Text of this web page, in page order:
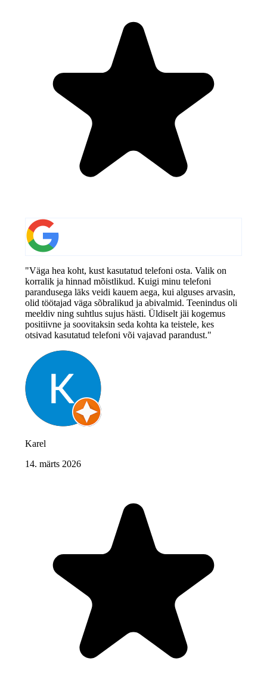
"Väga hea koht, kust kasutatud telefoni osta. Valik on
korralik ja hinnad mõistlikud. Kuigi minu telefoni
parandusega läks veidi kauem aega, kui alguses arvasin,
olid töötajad väga sõbralikud ja abivalmid. Teenindus oli
meeldiv ning suhtlus sujus hästi. Üldiselt jäi kogemus
positiivne ja soovitaksin seda kohta ka teistele, kes
otsivad kasutatud telefoni või vajavad parandust."
Karel
14. märts 2026